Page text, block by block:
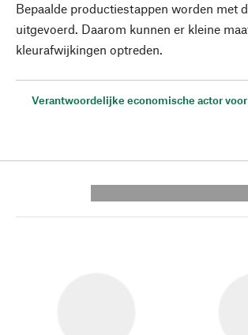
Bepaalde productiestappen worden met
uitgevoerd. Daarom kunnen er kleine
kleurafwijkingen optreden.
Verantwoordelijke economische actor voor